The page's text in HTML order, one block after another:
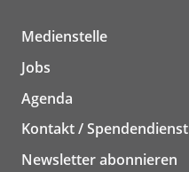
Medienstelle
Jobs
Agenda
Kontakt / Spendendienst
Newsletter abonnieren